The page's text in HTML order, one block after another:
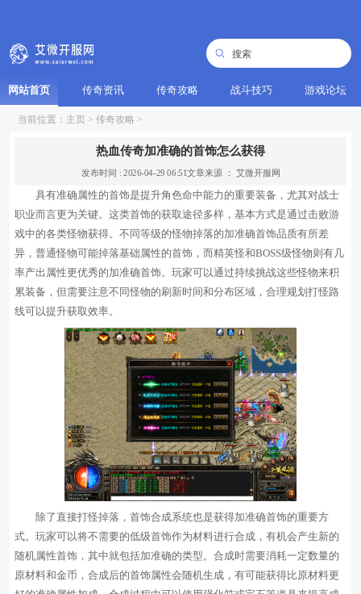
网站首页 传奇资讯 传奇攻略 战斗技巧 游戏论坛
当前位置： 主页 > 传奇攻略 >
热血传奇加准确的首饰怎么获得
发布时间 : 2026-04-29 06:51文章来源 ： 艾微开服网
具有准确属性的首饰是提升角色命中能力的重要装备，尤其对战士
职业而言更为关键。这类首饰的获取途径多样，基本方式是通过击败游
戏中的各类怪物获得。不同等级的怪物掉落的加准确首饰品质有所差
异，普通怪物可能掉落基础属性的首饰，而精英怪和BOSS级怪物则有几
率产出属性更优秀的加准确首饰。玩家可以通过持续挑战这些怪物来积
累装备，但需要注意不同怪物的刷新时间和分布区域，合理规划打怪路
线可以提升获取效率。
除了直接打怪掉落，首饰合成系统也是获得加准确首饰的重要方
式。玩家可以将不需要的低级首饰作为材料进行合成，有机会产生新的
随机属性首饰，其中就包括加准确的类型。合成时需要消耗一定数量的
原材料和金币，合成后的首饰属性会随机生成，有可能获得比原材料更